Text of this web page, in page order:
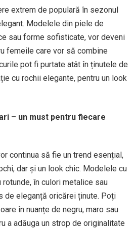
extrem de populară în sezonul
Modelele din piele de
sau forme sofisticate, vor deveni
femeile care vor să combine
pot fi purtate atât în ținutele de
cu rochii elegante, pentru un look
– un must pentru fiecare
continua să fie un trend esențial,
dar și un look chic. Modelele cu
în culori metalice sau
de eleganță oricărei ținute. Poți
în nuanțe de negru, maro sau
a adăuga un strop de originalitate